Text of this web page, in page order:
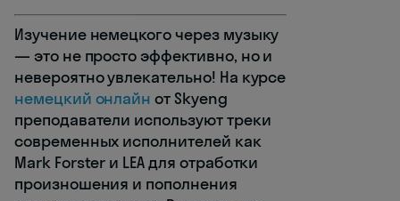
Изучение немецкого через музыку
— это не просто эффективно, но и
невероятно увлекательно! На курсе
немецкий онлайн от Skyeng
преподаватели используют треки
современных исполнителей как
Mark Forster и LEA для отработки
произношения и пополнения